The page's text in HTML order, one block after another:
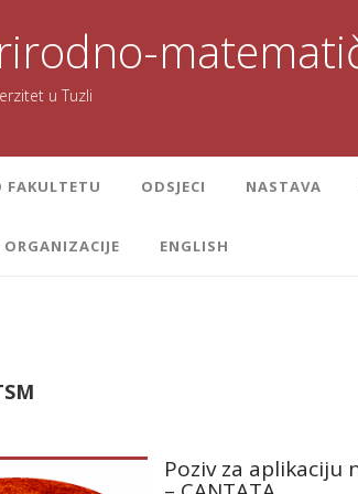
u Tuzli
FAKULTETU ODSJECI NASTAVA
ENGLISH
Poziv za aplikaciju